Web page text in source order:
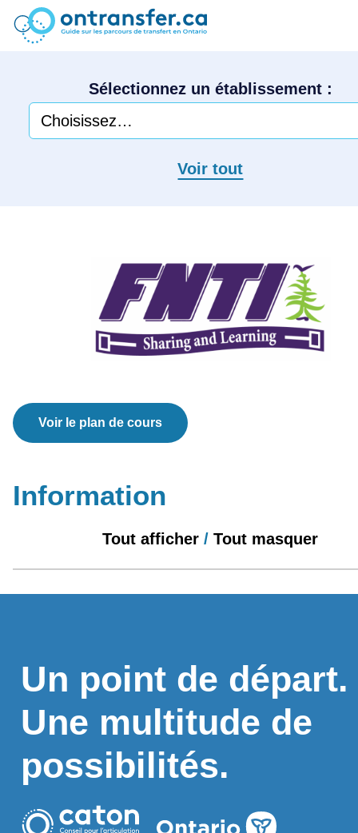
Sélectionnez un établissement :
Voir tout
Voir le plan de cours
Information
Tout afficher /Tout masquer
Un point de départ.
Une multitude de
possibilités.